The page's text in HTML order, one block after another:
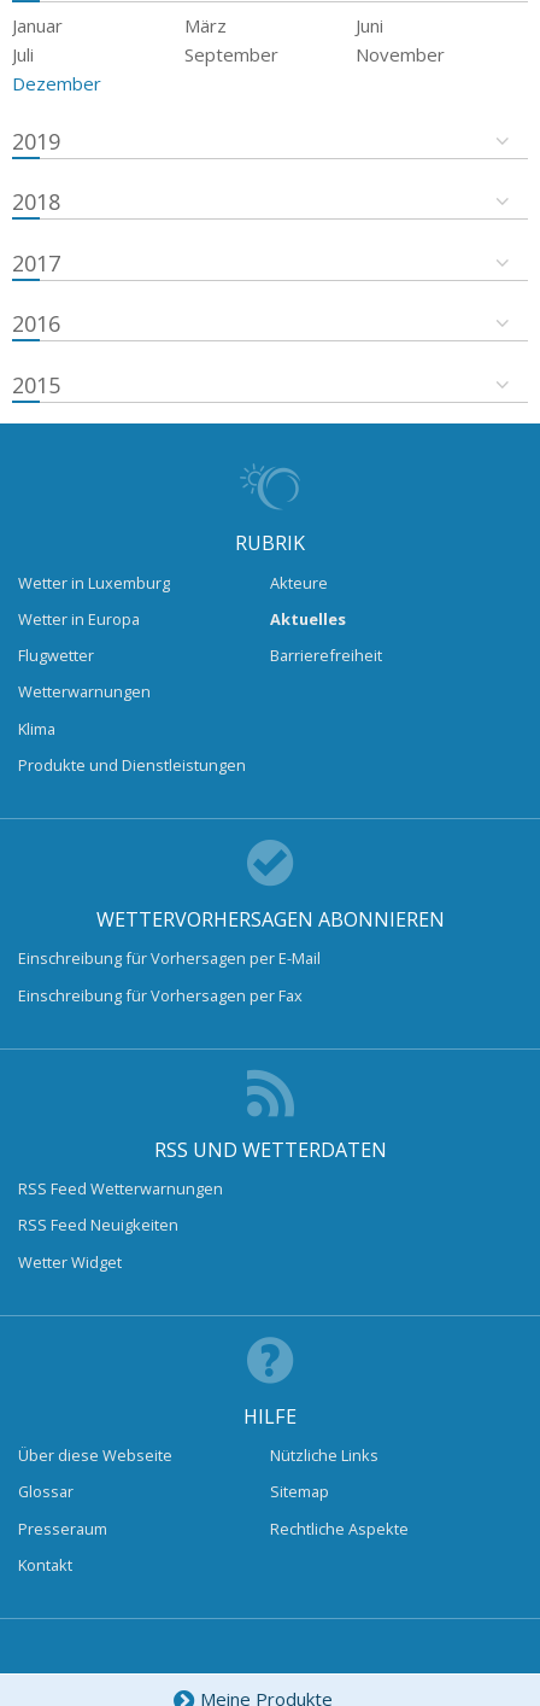
Januar März
Juni
Juli
September
November
Dezember
2019
2018
2017
2016
2015
RUBRIK
Wetter in Luxemburg
Wetter in Europa
Flugwetter
Wetterwarnungen
Klima
Produkte und Dienstleistungen
Akteure
Aktuelles
Barrierefreiheit
WETTERVORHERSAGEN ABONNIEREN
Einschreibung für Vorhersagen per E-Mail
Einschreibung für Vorhersagen per Fax
RSS UND WETTERDATEN
RSS Feed Wetterwarnungen
RSS Feed Neuigkeiten
Wetter Widget
HILFE
Über diese Webseite
Glossar
Presseraum
Kontakt
Nützliche Links
Sitemap
Rechtliche Aspekte
Meine Produkte